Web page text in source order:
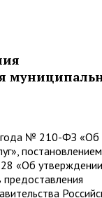
№ 210-ФЗ «Об
постановлением
«Об утверждении